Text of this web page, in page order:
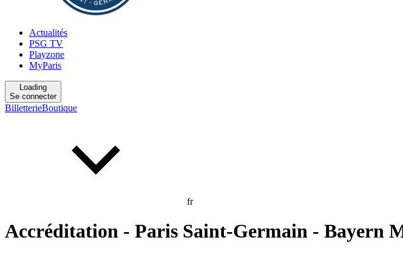
Actualités
PSG TV
Playzone
MyParis
Loading
Se connecter
BilletterieBoutique
fr
Accréditation - Paris Saint-Germain - Bayern